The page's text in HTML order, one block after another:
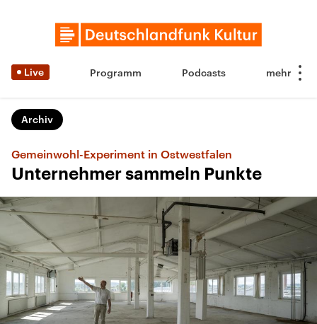
Live Programm Podcasts
Archiv
Gemeinwohl-Experiment in Ostwestfalen
Unternehmer sammeln Punkte